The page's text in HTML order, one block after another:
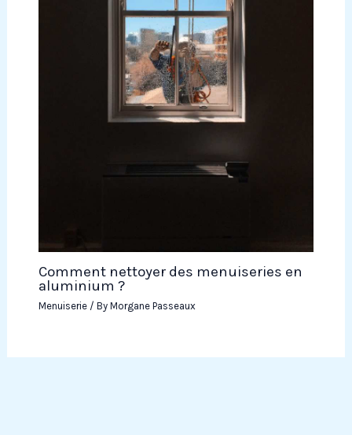
Comment nettoyer des menuiseries en
aluminium ?
Menuiserie/ By Morgane Passeaux